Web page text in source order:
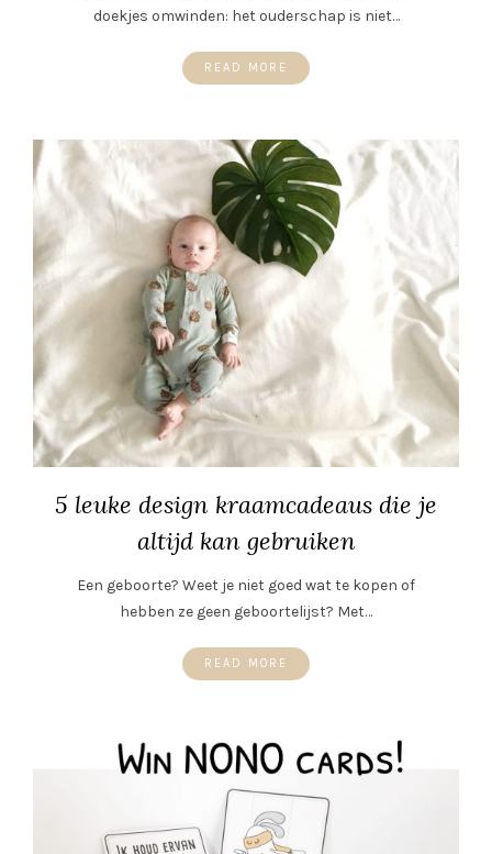
doekjes omwinden: het ouderschap is niet…
READ MORE
5 leuke design kraamcadeaus die je
altijd kan gebruiken
Een geboorte? Weet je niet goed wat te kopen of
hebben ze geen geboortelijst? Met…
READ MORE